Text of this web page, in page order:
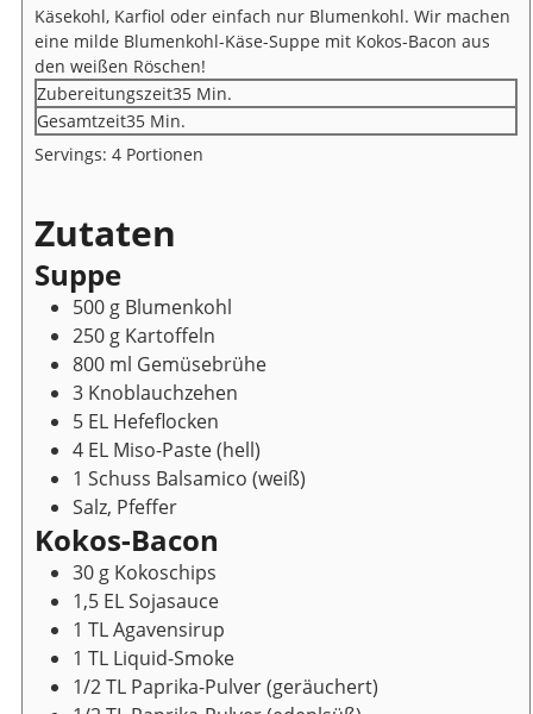
Käsekohl, Karfiol oder einfach nur Blumenkohl. Wir machen
eine milde Blumenkohl-Käse-Suppe mit Kokos-Bacon aus
den weißen Röschen!
Zubereitungszeit35Minuten
Min.
Gesamtzeit35Minuten
Min.
Servings: 4 Portionen
Zutaten
Suppe
500 g Blumenkohl
250 g Kartoffeln
800 ml Gemüsebrühe
3 Knoblauchzehen
5 EL Hefeflocken
4 EL Miso-Paste(hell)
1 Schuss Balsamico (weiß)
Salz, Pfeffer
Kokos-Bacon
30 g Kokoschips
1,5 ELSojasauce
1 TLAgavensirup
1 TL Liquid-Smoke
1/2TL Paprika-Pulver(geräuchert)